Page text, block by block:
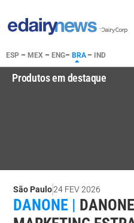
ESP – MEX – ENG– BRA– IND
Produtos em destaque
São Paulo24 FEV 2026
DANONE |